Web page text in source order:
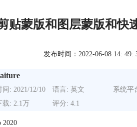
贴蒙版和图层蒙版和快
发布时间：2022-06-08 14: 49:
间: 2021/12/10 语言: 英文
系统平
载: 2.1万
评分: 4.1
2020